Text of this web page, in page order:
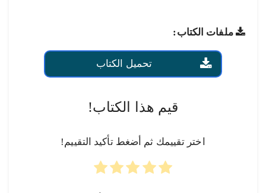
ملفات الكتاب:
تحميل الكتاب
قيم هذا الكتاب!
اختر تقييمك ثم أضغط تأكيد التقييم!